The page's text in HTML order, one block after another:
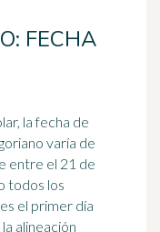
FECHA
la fecha de
varía de
entre el 21 de
el primer día
alineación